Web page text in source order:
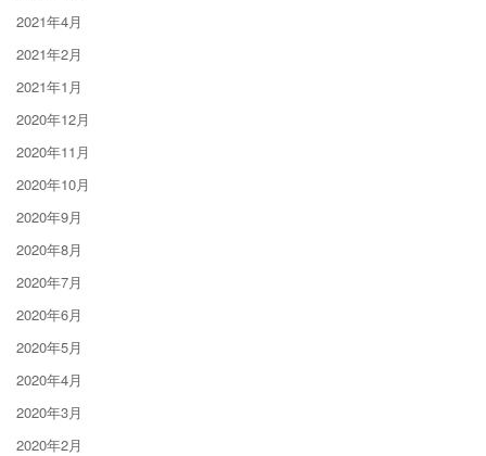
2021年4月
2021年2月
2021年1月
2020年12月
2020年11月
2020年10月
2020年9月
2020年8月
2020年7月
2020年6月
2020年5月
2020年4月
2020年3月
2020年2月